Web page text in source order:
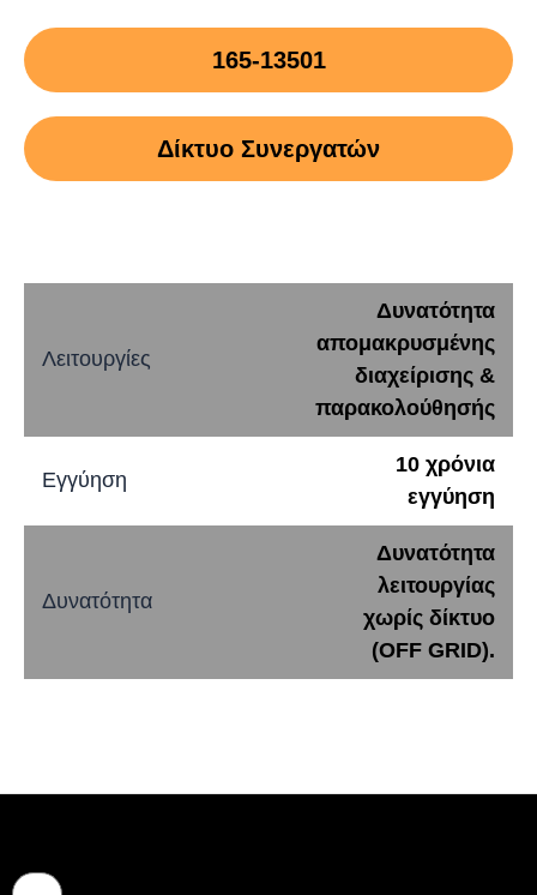
165-13501
Δίκτυο Συνεργατών
Λειτουργίες
Δυνατότητα
απομακρυσμένης
διαχείρισης &
παρακολούθησής
Εγγύηση
10 χρόνια
εγγύηση
Δυνατότητα
Δυνατότητα
λειτουργίας
χωρίς δίκτυο
(OFF GRID).